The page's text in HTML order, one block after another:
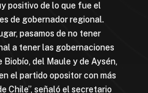
positivo de lo que fue el
de gobernador regional.
pasamos de no tener
a tener las gobernaciones
del Maule y de Aysén,
el partido opositor con más
Chile”, señaló el secretario